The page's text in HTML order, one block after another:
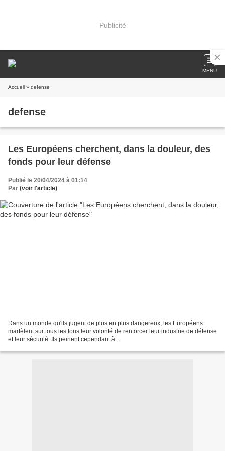
Publicité
MENU
Accueil » defense
defense
Les Européens cherchent, dans la douleur, des
fonds pour leur défense
Publié le 20/04/2024 à 01:14
Par (voir l'article)
Dans un monde qu'ils jugent de plus en plus dangereux, les Européens
martèlent sur tous les tons leur volonté de renforcer leur industrie de défense
et leur sécurité. Ils peinent cependant à...